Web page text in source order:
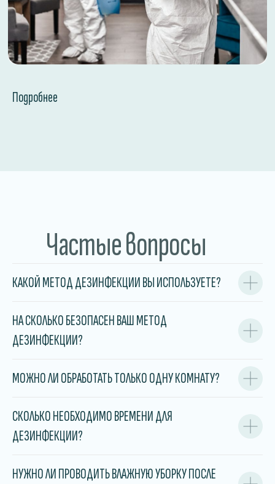
Подробнее
Частые вопросы
КАКОЙ МЕТОД ДЕЗИНФЕКЦИИ ВЫ ИСПОЛЬЗУЕТЕ?
НА СКОЛЬКО БЕЗОПАСЕН ВАШ МЕТОД
ДЕЗИНФЕКЦИИ?
МОЖНО ЛИ ОБРАБОТАТЬ ТОЛЬКО ОДНУ КОМНАТУ?
СКОЛЬКО НЕОБХОДИМО ВРЕМЕНИ ДЛЯ
ДЕЗИНФЕКЦИИ?
НУЖНО ЛИ ПРОВОДИТЬ ВЛАЖНУЮ УБОРКУ ПОСЛЕ